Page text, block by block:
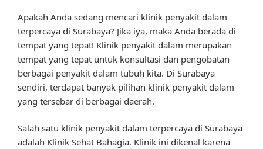
Apakah Anda sedang mencari klinik penyakit dalam
terpercaya di Surabaya? Jika iya, maka Anda berada di
tempat yang tepat! Klinik penyakit dalam merupakan
tempat yang tepat untuk konsultasi dan pengobatan
berbagai penyakit dalam tubuh kita. Di Surabaya
sendiri, terdapat banyak pilihan klinik penyakit dalam
yang tersebar di berbagai daerah.
Salah satu klinik penyakit dalam terpercaya di Surabaya
adalah Klinik Sehat Bahagia. Klinik ini dikenal karena